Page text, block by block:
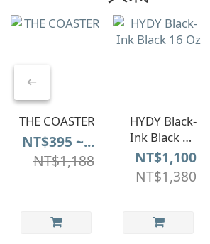
THE COASTER
NT$395 ~...
NT$1,188
HYDY Black-
Ink Black 16
Oz
NT$1,100
NT$1,380